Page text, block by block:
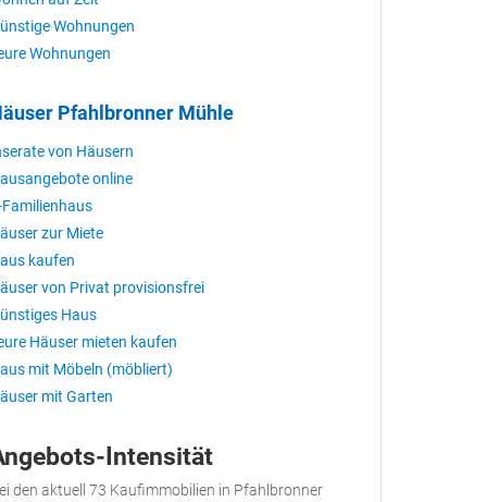
Wohnungen
Wohnungen
Pfahlbronner Mühle
von Häusern
online
zur Miete
kaufen
von Privat provisionsfrei
Haus
Häuser mieten kaufen
mit Möbeln (möbliert)
mit Garten
Intensität
den aktuell 73 Kaufimmobilien in Pfahlbronner